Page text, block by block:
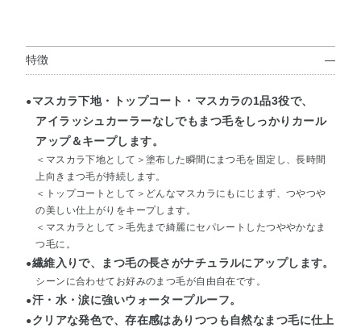
特徴
●マスカラ下地・トップコート・マスカラの1品3役で、
アイラッシュカーラーなしでもまつ毛をしっかりカール
アップ＆キープします。
＜マスカラ下地として＞塗布した瞬間にまつ毛を固定し、長時間
上向きまつ毛が持続します。
＜トップコートとして＞どんなマスカラにもにじまず、つやつや
の美しい仕上がりをキープします。
＜マスカラとして＞毛先まで綺麗にセパレートしたつややかなま
つ毛に。
●繊維入りで、まつ毛の長さがナチュラルにアップします。
シーンに合わせてお好みのまつ毛が自由自在です。
●汗・水・涙に強いウォータープルーフ。
●クリアな発色で、存在感はありつつも自然なまつ毛に仕上